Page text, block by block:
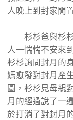
人晚上到封家閒
杉杉爸與杉杉
人一惴惴不安來
杉杉詢問封月的
媽愈發對封月產
圖，杉杉見母親
月的經過說了一
於打消了對封月